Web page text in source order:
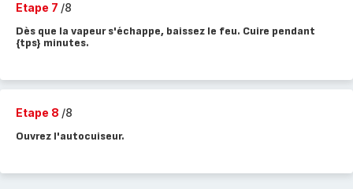
Etape 7 /8
Dès que la vapeur s'échappe, baissez le feu. Cuire pendant
{tps} minutes.
Etape 8 /8
Ouvrez l'autocuiseur.